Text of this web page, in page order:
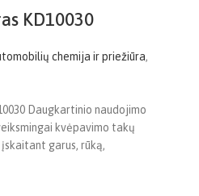
KD10030
chemija ir priežiūra,
Daugkartinio naudojimo
kvėpavimo takų
garus, rūką,